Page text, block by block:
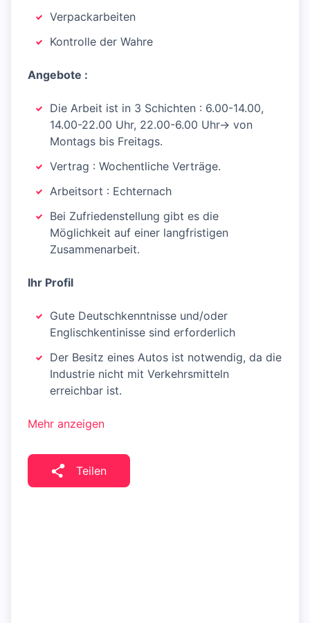
Verpackarbeiten
Kontrolle der Wahre
Angebote :
Die Arbeit ist in 3 Schichten : 6.00-14.00,
14.00-22.00 Uhr, 22.00-6.00 Uhr-> von
Montags bis Freitags.
Vertrag : Wochentliche Verträge.
Arbeitsort : Echternach
Bei Zufriedenstellung gibt es die
Möglichkeit auf einer langfristigen
Zusammenarbeit.
Ihr Profil
Gute Deutschkenntnisse und/oder
Englischkentinisse sind erforderlich
Der Besitz eines Autos ist notwendig, da die
Industrie nicht mit Verkehrsmitteln
erreichbar ist.
Mehr anzeigen
Teilen